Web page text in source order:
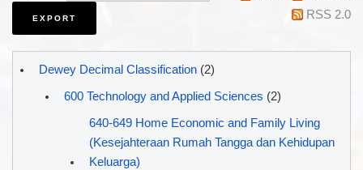
RSS 2.0
Dewey Decimal Classification(2)
600 Technology and Applied Sciences (2)
640-649 Home Economic and Family Living
(Kesejahteraan Rumah Tangga dan Kehidupan
Keluarga)